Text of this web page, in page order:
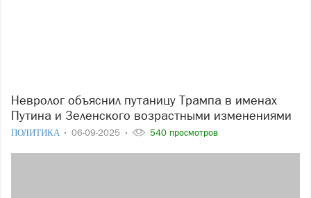
Невролог объяснил путаницу Трампа в именах
Путина и Зеленского возрастными изменениями
ПОЛИТИКА 06-09-2025 540 просмотров